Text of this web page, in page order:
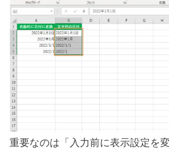
重要なのは「入力前に表示設定を